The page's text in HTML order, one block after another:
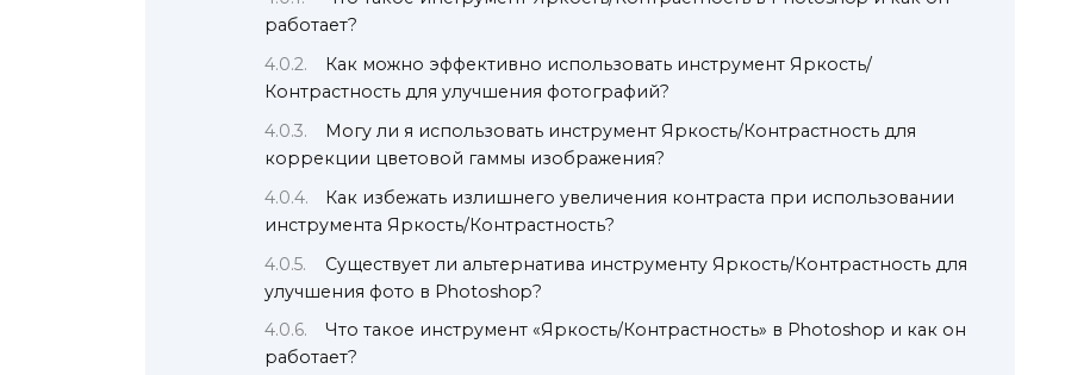
работает?
Как можно эффективно использовать инструмент Яркость/
Контрастность для улучшения фотографий?
Могу ли я использовать инструмент Яркость/Контрастность для
коррекции цветовой гаммы изображения?
Как избежать излишнего увеличения контраста при использовании
инструмента Яркость/Контрастность?
Существует ли альтернатива инструменту Яркость/Контрастность для
улучшения фото в Photoshop?
Что такое инструмент «Яркость/Контрастность» в Photoshop и как он
работает?